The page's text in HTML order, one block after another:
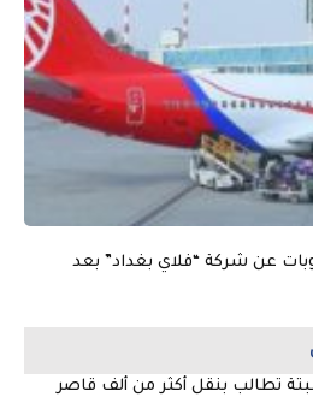
عن شركة “فلاي بغداد” بعد
تطالب بنقل أكثر من ألف قاصر